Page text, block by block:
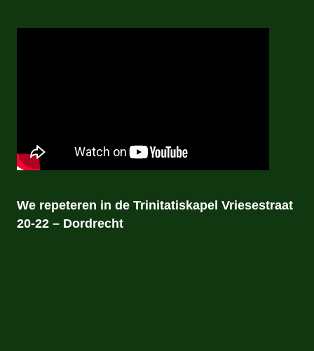
We repeteren in de Trinitatiskapel Vriesestraat
20-22 – Dordrecht